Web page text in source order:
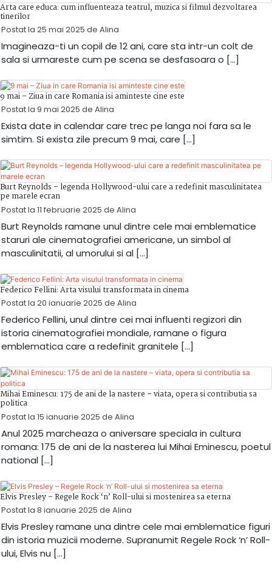
Arta care educa: cum influenteaza teatrul, muzica si filmul dezvoltarea
tinerilor
Postat la 25 mai 2025 de Alina
Imagineaza-ti un copil de 12 ani, care sta intr-un colt de
sala si urmareste cum pe scena se desfasoara o […]
9 mai – Ziua in care Romania isi aminteste cine este
Postat la 9 mai 2025 de Alina
Exista date in calendar care trec pe langa noi fara sa le
simtim. Si exista zile precum 9 mai, care […]
Burt Reynolds – legenda Hollywood-ului care a redefinit masculinitatea
pe marele ecran
Postat la 11 februarie 2025 de Alina
Burt Reynolds ramane unul dintre cele mai emblematice
staruri ale cinematografiei americane, un simbol al
masculinitatii, al umorului si al […]
Federico Fellini: Arta visului transformata in cinema
Postat la 20 ianuarie 2025 de Alina
Federico Fellini, unul dintre cei mai influenti regizori din
istoria cinematografiei mondiale, ramane o figura
emblematica care a redefinit granitele […]
Mihai Eminescu: 175 de ani de la nastere – viata, opera si contributia sa
politica
Postat la 15 ianuarie 2025 de Alina
Anul 2025 marcheaza o aniversare speciala in cultura
romana: 175 de ani de la nasterea lui Mihai Eminescu, poetul
national […]
Elvis Presley – Regele Rock ‘n’ Roll-ului si mostenirea sa eterna
Postat la 8 ianuarie 2025 de Alina
Elvis Presley ramane una dintre cele mai emblematice figuri
din istoria muzicii moderne. Supranumit Regele Rock ‘n’ Roll-
ului, Elvis nu […]